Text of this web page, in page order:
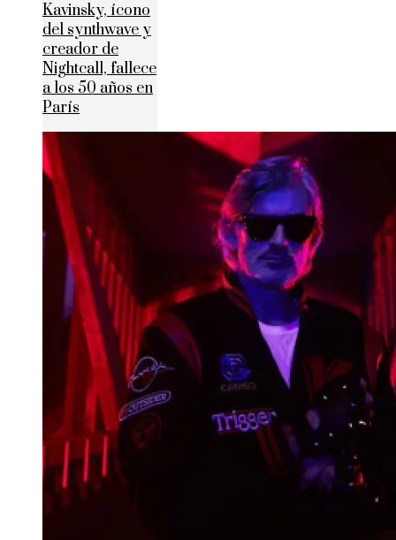
Kavinsky, ícono
del synthwave y
creador de
Nightcall, fallece
a los 50 años en
París